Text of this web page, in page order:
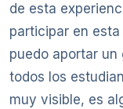
de esta
participar en
puedo aportar
todos los
muy visible, es